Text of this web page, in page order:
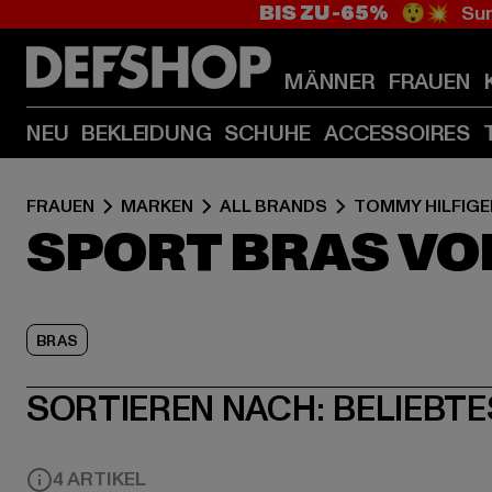
BIS ZU -65% 😲💥
MÄNNER FRAUEN
NEU BEKLEIDUNG SCHUHE ACCESSOIRES
FRAUEN MARKEN ALL BRANDS TOMMY
SPORT BRAS
BRAS
SORTIEREN NACH:
4 ARTIKEL